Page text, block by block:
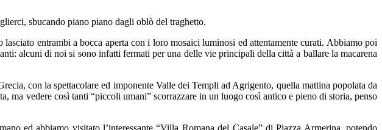
sbucando piano piano dagli oblò del traghetto.
entrambi a bocca aperta con i loro mosaici luminosi ed attentamente curati. Abbiamo poi
alcuni di noi si sono infatti fermati per una delle vie principali della città a ballare la macarena
con la spettacolare ed imponente Valle dei Templi ad Agrigento, quella mattina popolata da
vedere così tanti “piccoli umani” scorrazzare in un luogo così antico e pieno di storia, penso